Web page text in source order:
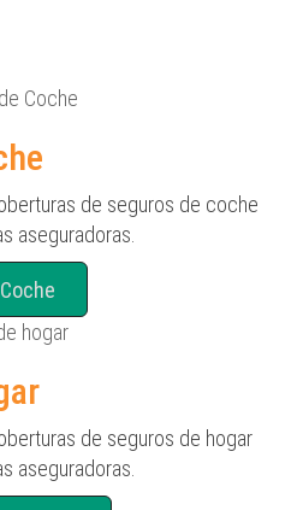
de seguros de coche
aseguradoras.
de seguros de hogar
aseguradoras.